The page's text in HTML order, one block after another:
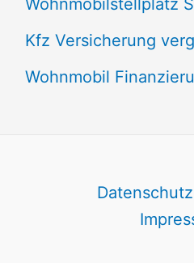
Wohnmobilstellplatz
Kfz Versicherung
Wohnmobil